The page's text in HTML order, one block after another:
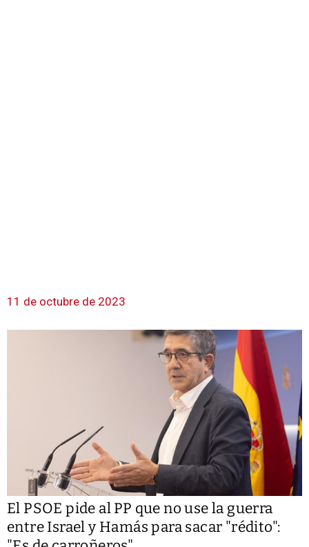
11 de octubre de 2023
El PSOE pide al PP que no use la guerra
entre Israel y Hamás para sacar "rédito":